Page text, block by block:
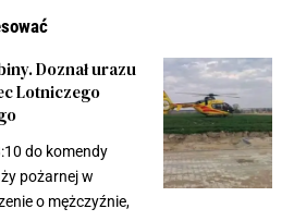
Doznał urazu
Lotniczego
do komendy
pożarnej w
o mężczyźnie,